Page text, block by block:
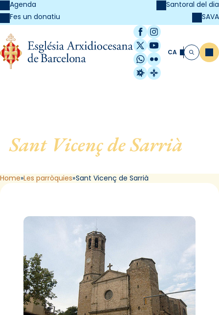
Agenda
Fes un donatiu
Santoral del dia
SAVA
Facebook
Instagram
X / Twitter
YouTube
WhatsApp
Flickr
Radio Estel
Catalunya
CA Cerca
Sant Vicenç de Sarrià
Barcelona
Home Les parròquies Sant Vicenç de Sarrià